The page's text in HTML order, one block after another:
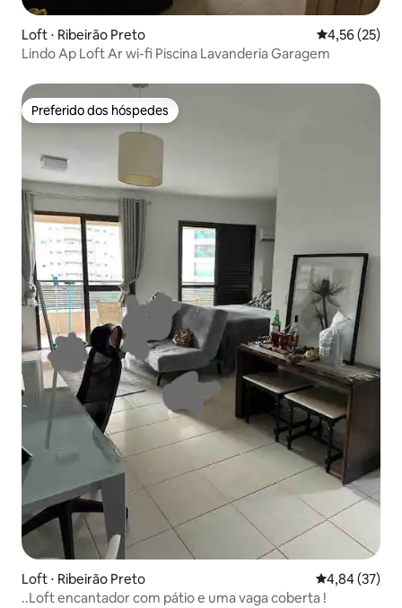
Loft ⋅ Ribeirão Preto 4,56 de uma
4,56 (25)
Lindo Ap Loft Ar wi-fi Piscina Lavanderia Garagem
Preferido dos hóspedes
Preferido dos hóspedes
Loft ⋅ Ribeirão Preto 4,84 de uma
4,84 (37)
..Loft encantador com pátio e uma vaga coberta !